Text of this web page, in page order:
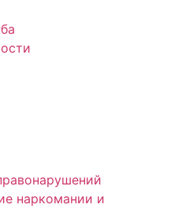
наркомании и